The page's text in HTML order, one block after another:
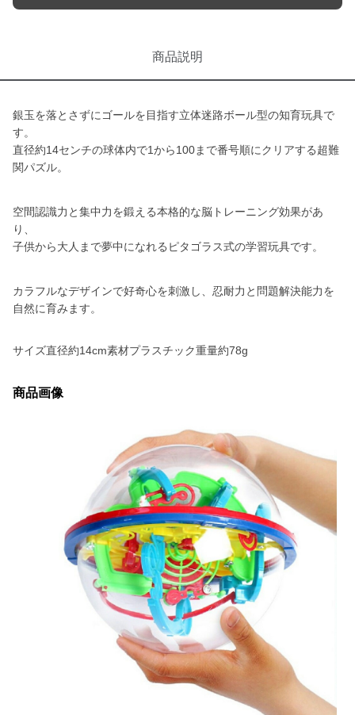
商品説明
銀玉を落とさずにゴールを目指す立体迷路ボール型の知育玩具で
す。
直径約14センチの球体内で1から100まで番号順にクリアする超難
関パズル。
空間認識力と集中力を鍛える本格的な脳トレーニング効果があ
り、
子供から大人まで夢中になれるピタゴラス式の学習玩具です。
カラフルなデザインで好奇心を刺激し、忍耐力と問題解決能力を
自然に育みます。
サイズ直径約14cm素材プラスチック重量約78g
商品画像